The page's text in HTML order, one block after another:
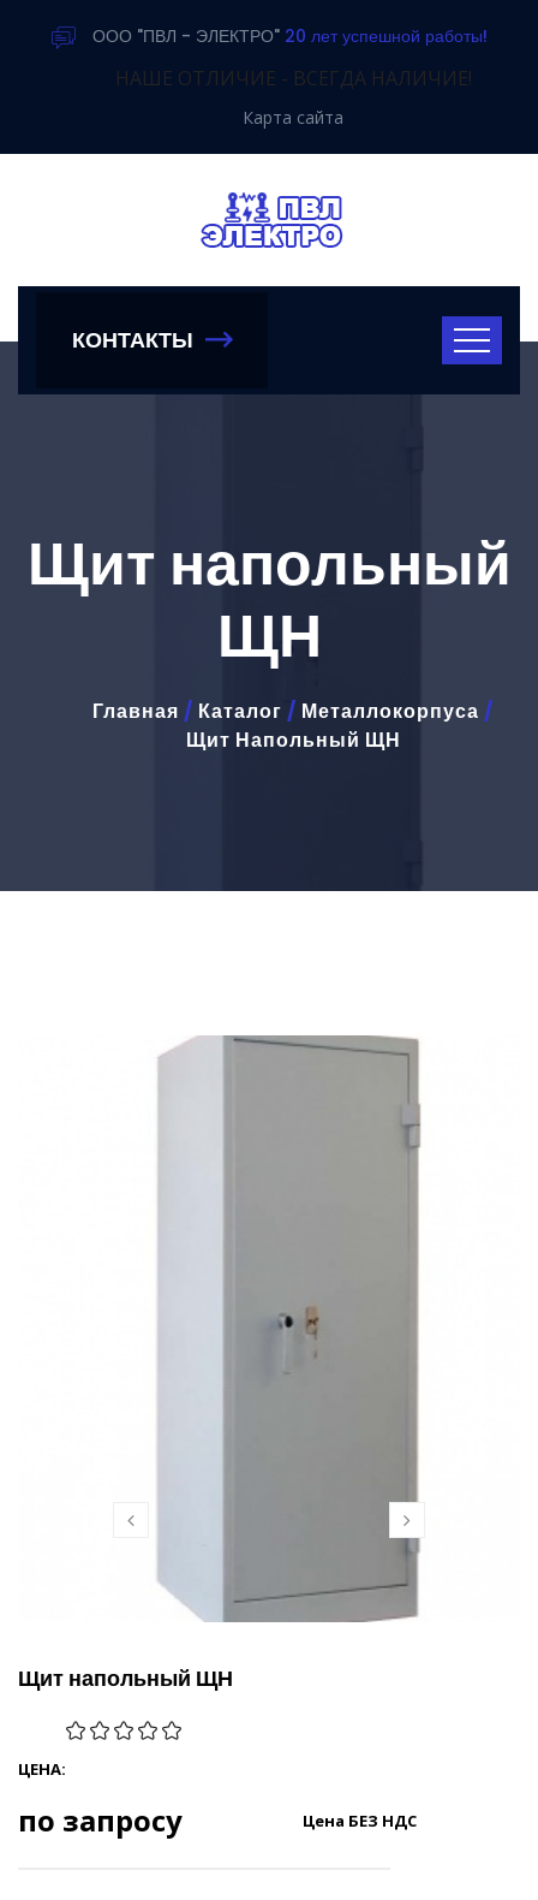
ООО "ПВЛ - ЭЛЕКТРО" 20 лет успешной работы!
НАШЕ ОТЛИЧИЕ - ВСЕГДА НАЛИЧИЕ!
Карта сайта
КОНТАКТЫ
Щит напольный
ЩН
Главная / Каталог / Металлокорпуса /
Щит Напольный ЩН
Щит напольный ЩН
ЦЕНА:
по запросу Цена БЕЗ НДС